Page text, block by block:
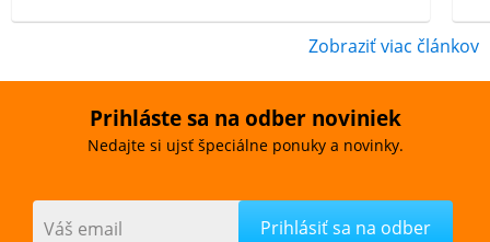
Zobraziť viac článkov
Prihláste sa na odber noviniek
Nedajte si ujsť špeciálne ponuky a novinky.
Váš email